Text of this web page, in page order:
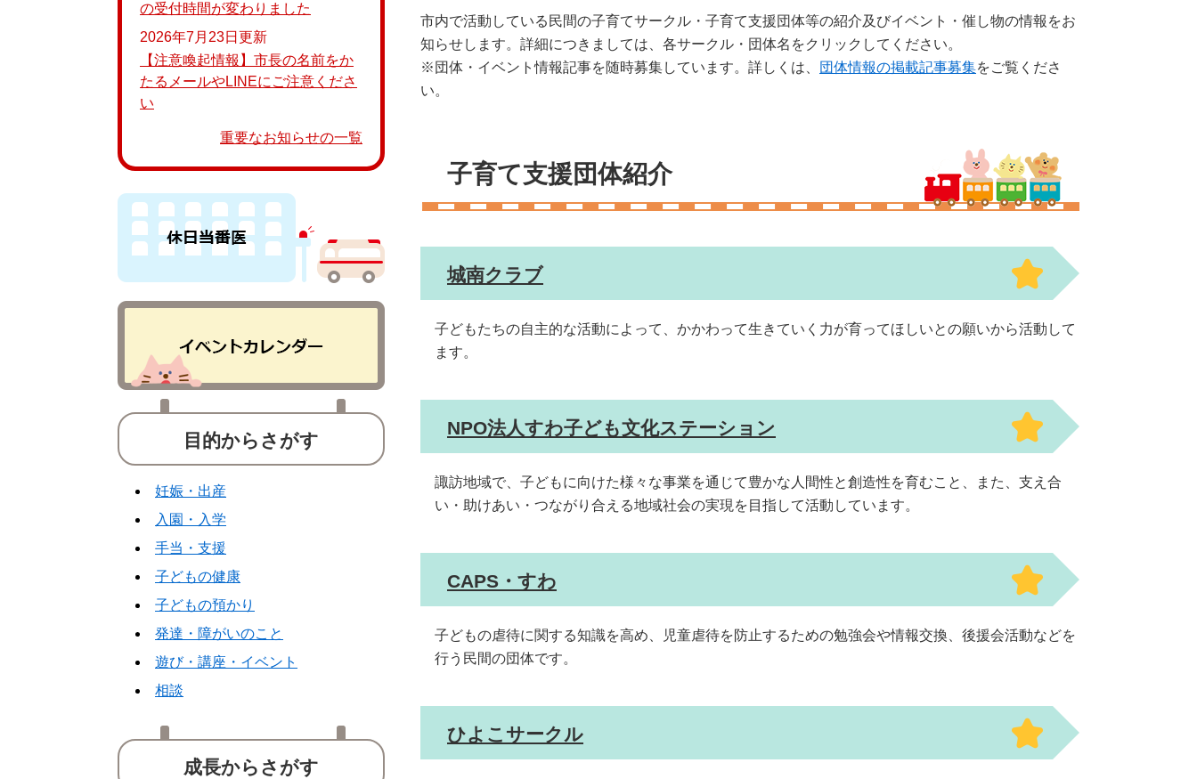
市内で活動している民間の子育てサークル・子育て支援団体等の紹介及びイベント・催し物の情報をお
知らせします。詳細につきましては、各サークル・団体名をクリックしてください。
※団体・イベント情報記事を随時募集しています。詳しくは、
団体情報の掲載記事募集をご覧くださ
い。
子育て支援団体紹介
城南クラブ
子どもたちの自主的な活動によって、かかわって生きていく力が育ってほしいとの願いから活動して
ます。
NPO法人すわ子ども文化ステーション
諏訪地域で、子どもに向けた様々な事業を通じて豊かな人間性と創造性を育むこと、また、支え合
い・助けあい・つながり合える地域社会の実現を目指して活動しています。
CAPS・すわ
子どもの虐待に関する知識を高め、児童虐待を防止するための勉強会や情報交換、後援会活動などを
行う民間の団体です。
ひよこサークル
の受付時間が変わりました
2026年7月23日更新
【注意喚起情報】市長の名前をか
たるメールやLINEにご注意くださ
い
重要なお知らせの一覧
目的からさがす
妊娠・出産
入園・入学
手当・支援
子どもの健康
子どもの預かり
発達・障がいのこと
遊び・講座・イベント
相談
成長からさがす